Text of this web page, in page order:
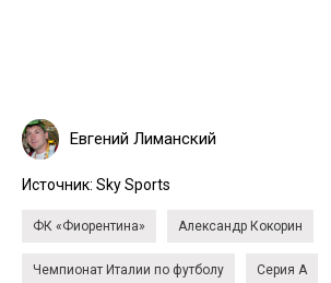
Евгений Лиманский
Источник: Sky Sports
ФК «Фиорентина» Александр Кокорин
Чемпионат Италии по футболу Серия А